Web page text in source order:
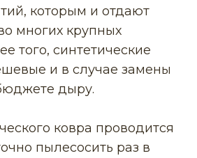
которым и отдают
многих крупных
того, синтетические
и в случае замены
дыру.
ковра проводится
пылесосить раз в